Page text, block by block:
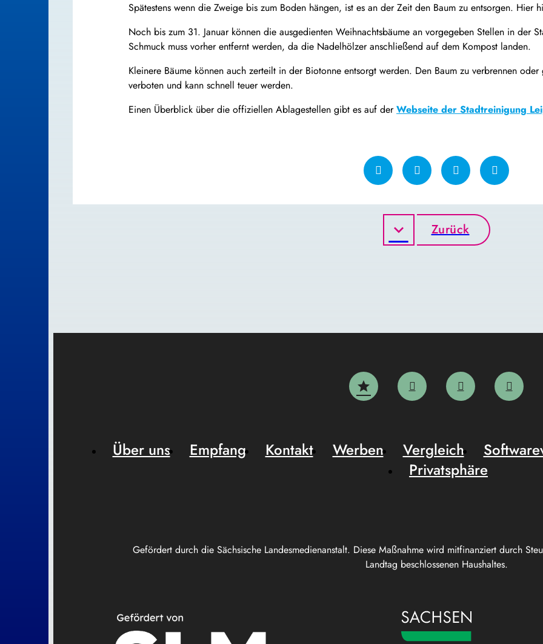
Spätestens wenn die Zweige bis zum Boden hängen, ist es an der Zeit den Baum zu entsorgen. Hier
Noch bis zum 31. Januar können die ausgedienten Weihnachtsbäume an vorgegeben Stellen in der
Schmuck muss vorher entfernt werden, da die Nadelhölzer anschließend auf dem Kompost landen.
Kleinere Bäume können auch zerteilt in der Biotonne entsorgt werden. Den Baum zu verbrennen
verboten und kann schnell teuer werden.
Einen Überblick über die offiziellen Ablagestellen gibt es auf derWebseite der Stadtreinigung
Zurück
Gefördert durch die Sächsische Landesmedienanstalt. Diese Maßnahme wird mitfinanziert durch
Landtag beschlossenen Haushaltes.
Über uns Empfang Kontakt Werben Vergleich
Privatsphäre